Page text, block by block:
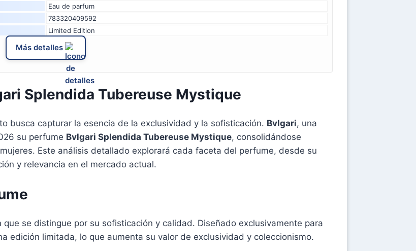
Eau de parfum
783320409592
Limited Edition
Más detalles
Splendida Tubereuse Mystique
busca capturar la esencia de la exclusividad y la sofisticación. Bvlgari, una
su perfume Bvlgari Splendida Tubereuse Mystique, consolidándose
Este análisis detallado explorará cada faceta del perfume, desde su
y relevancia en el mercado actual.
que se distingue por su sofisticación y calidad. Diseñado exclusivamente para
edición limitada, lo que aumenta su valor de exclusividad y coleccionismo.